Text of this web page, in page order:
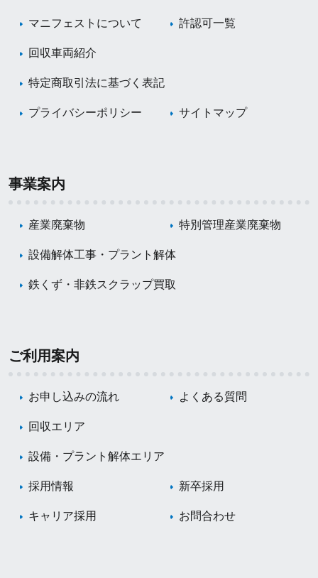
マニフェストについて 許認可一覧
回収車両紹介
特定商取引法に基づく表記
プライバシーポリシー サイトマップ
事業案内
産業廃棄物 特別管理産業廃棄物
設備解体工事・プラント解体
鉄くず・非鉄スクラップ買取
ご利用案内
お申し込みの流れ よくある質問
回収エリア
設備・プラント解体エリア
採用情報 新卒採用
キャリア採用 お問合わせ